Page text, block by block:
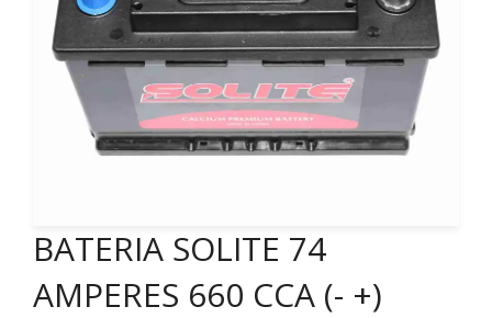
BATERIA SOLITE 74
AMPERES 660 CCA (- +)